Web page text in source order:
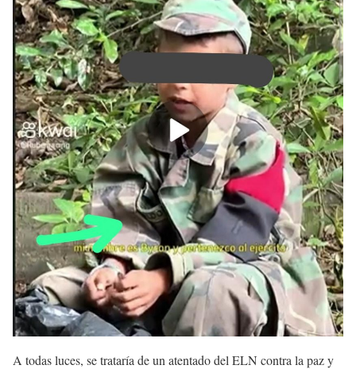
A todas luces, se trataría de un atentado del ELN contra la paz y